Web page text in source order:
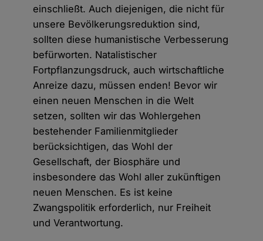
einschließt. Auch diejenigen, die nicht für
unsere Bevölkerungsreduktion sind,
sollten diese humanistische Verbesserung
befürworten. Natalistischer
Fortpflanzungsdruck, auch wirtschaftliche
Anreize dazu, müssen enden! Bevor wir
einen neuen Menschen in die Welt
setzen, sollten wir das Wohlergehen
bestehender Familienmitglieder
berücksichtigen, das Wohl der
Gesellschaft, der Biosphäre und
insbesondere das Wohl aller zukünftigen
neuen Menschen. Es ist keine
Zwangspolitik erforderlich, nur Freiheit
und Verantwortung.